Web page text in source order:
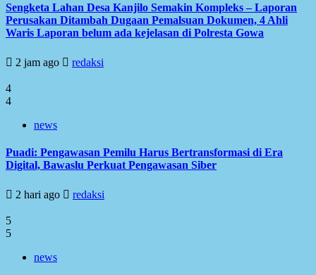
Sengketa Lahan Desa Kanjilo Semakin Kompleks – Laporan
Perusakan Ditambah Dugaan Pemalsuan Dokumen, 4 Ahli
Waris Laporan belum ada kejelasan di Polresta Gowa
2 jam ago redaksi
4
4
news
Puadi: Pengawasan Pemilu Harus Bertransformasi di Era
Digital, Bawaslu Perkuat Pengawasan Siber
2 hari ago redaksi
5
5
news